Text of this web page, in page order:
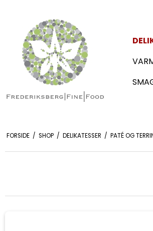
FORSIDE / SHOP / DELIKATESSER / PATÉ OG